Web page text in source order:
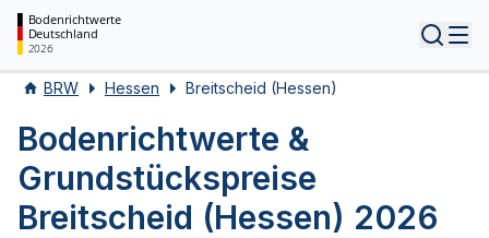
Bodenrichtwerte
Deutschland
2026
BRW Hessen Breitscheid (Hessen)
Bodenrichtwerte &
Grundstückspreise
Breitscheid (Hessen) 2026